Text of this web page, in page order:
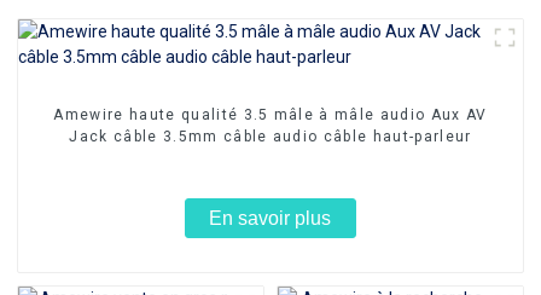
Amewire haute qualité 3.5 mâle à mâle audio Aux AV
Jack câble 3.5mm câble audio câble haut-parleur
En savoir plus